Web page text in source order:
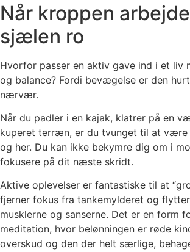
Når kroppen
sjælen ro
Hvorfor passer en aktiv gave ind i et liv
og balance? Fordi bevægelse er den
nærvær.
Når du padler i en kajak, klatrer på en
kuperet terræn, er du tvunget til at være
og her. Du kan ikke bekymre dig om i
fokusere på dit næste skridt.
Aktive oplevelser er fantastiske til at
fjerner fokus fra tankemylderet og
musklerne og sanserne. Det er en form
meditation, hvor belønningen er røde
overskud og den der helt særlige,